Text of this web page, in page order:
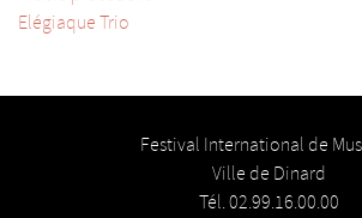
Elégiaque Trio
Festival International de
Ville de Dinard
Tél. 02.99.16.00.00